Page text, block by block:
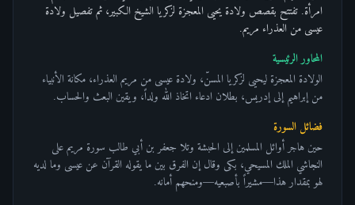
امرأة. تفتتح بقصص ولادة يحيى المعجزة لزكريا الشيخ الكبير، ثم تفصيل ولادة
عيسى من العذراء مريم.
المحاور الرئيسية
الولادة المعجزة ليحيى لزكريا المسنّ، ولادة عيسى من مريم العذراء، مكانة الأنبياء
من إبراهيم إلى إدريس، بطلان ادعاء اتخاذ الله ولداً، ويقين البعث والحساب.
فضائل السورة
حين هاجر أوائل المسلمين إلى الحبشة وتلا جعفر بن أبي طالب سورة مريم على
النجاشي الملك المسيحي، بكى وقال إن الفرق بين ما يقوله القرآن عن عيسى وما لديه
لهو بمقدار هذا—مشيراً بأصبعيه—ومنحهم أمانه.